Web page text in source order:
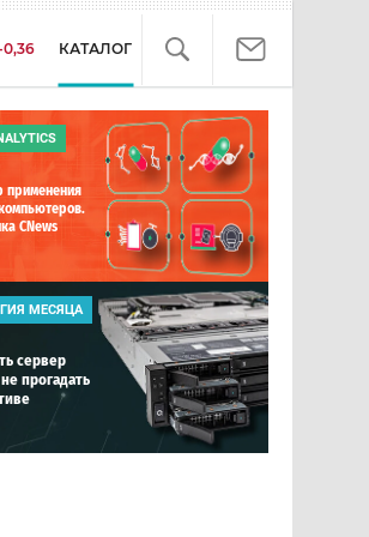
0,36 КАТАЛОГ
применения
CNews
МЕСЯЦА
сервер
прогадать